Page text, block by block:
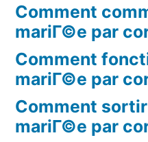
Comment
mariГ©e par
Comment
mariГ©e par
Comment
mariГ©e par